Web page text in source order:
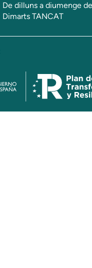
De dilluns a diumenge
Dimarts TANCAT